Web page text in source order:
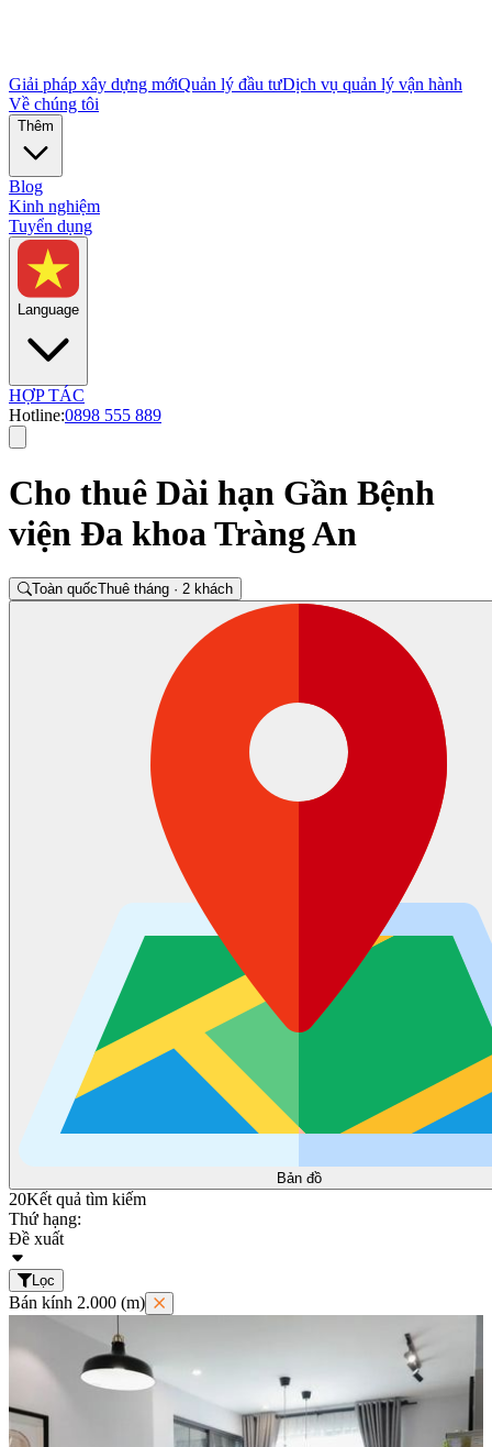
Giải pháp xây dựng mớiQuản lý đầu tưDịch vụ quản lý vận hành
Về chúng tôi
Thêm
Blog
Kinh nghiệm
Tuyển dụng
Language
HỢP TÁC
Hotline:0898 555 889
Cho thuê Dài hạn Gần Bệnh
viện Đa khoa Tràng An
Toàn quốcThuê tháng · 2 khách
Bản đồ
20Kết quả tìm kiếm
Thứ hạng:
Đề xuất
Lọc
Bán kính 2.000 (m)